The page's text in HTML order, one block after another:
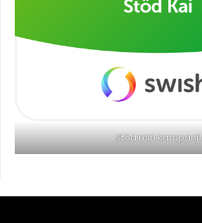
Stöd min kampanj!